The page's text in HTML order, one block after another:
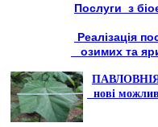
Послуги з
Реалізація
озимих та
нові